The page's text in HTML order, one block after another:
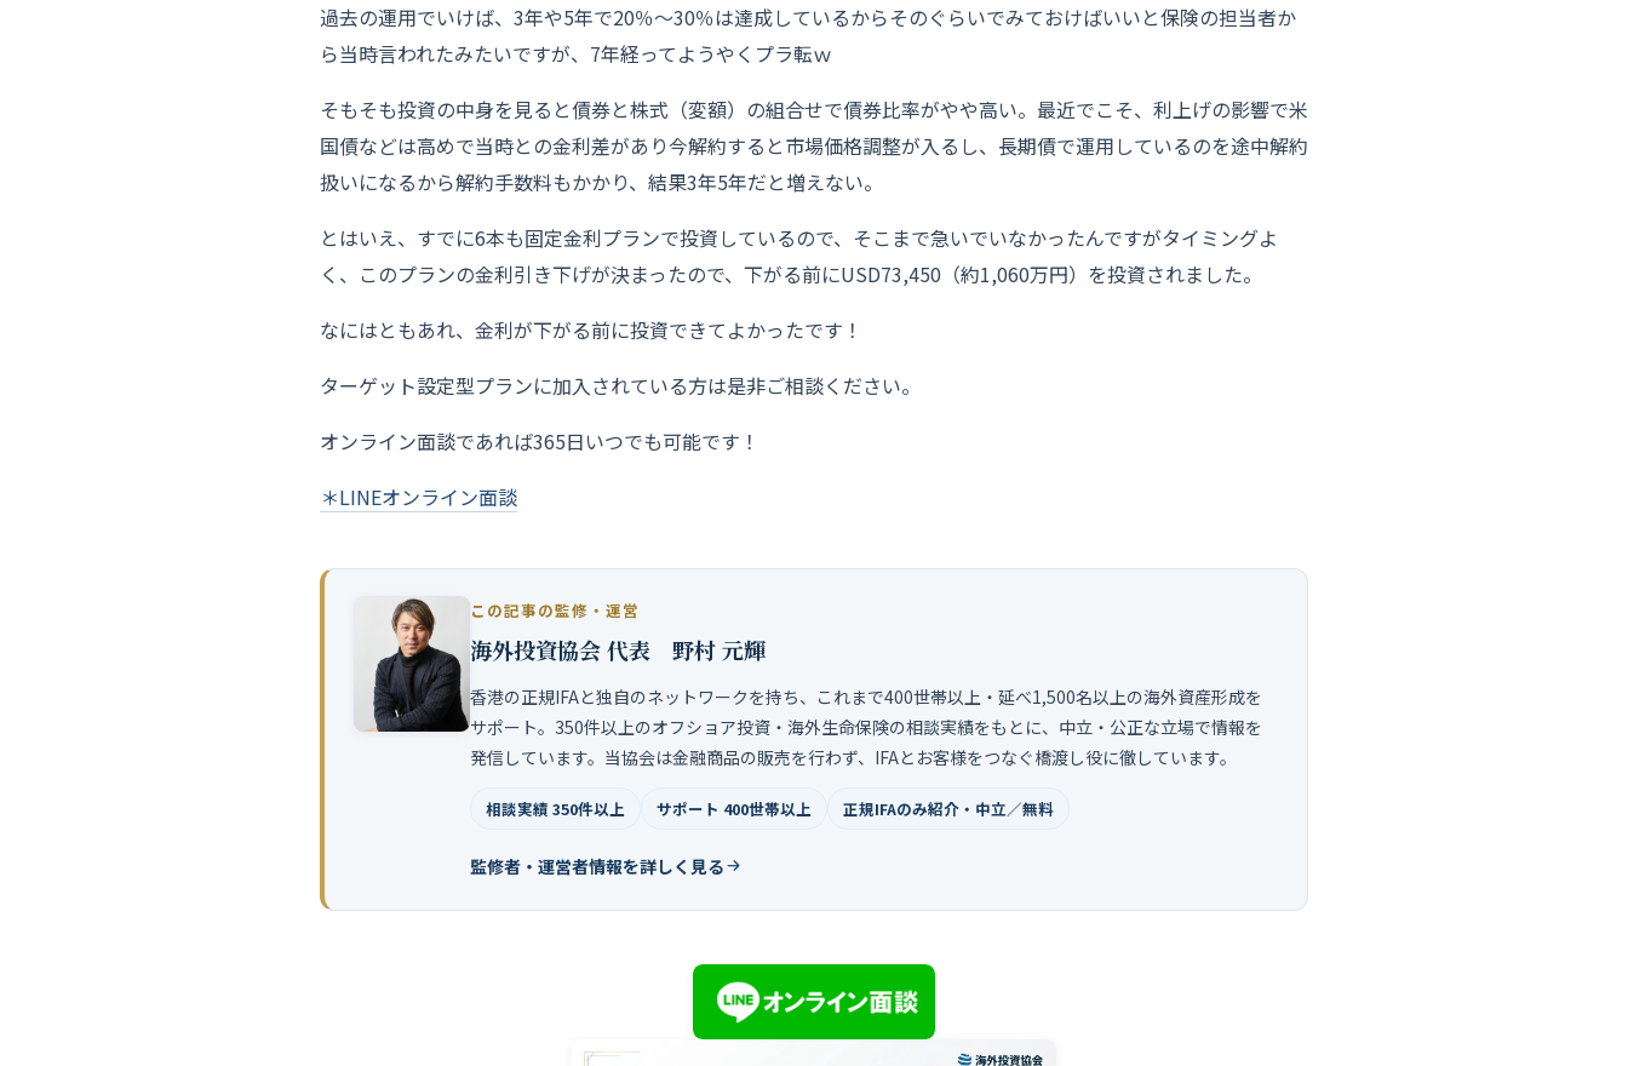
過去の運用でいけば、3年や5年で20％〜30％は達成しているからそのぐらいでみておけばいいと保険の担当者か
ら当時言われたみたいですが、7年経ってようやくプラ転ｗ
そもそも投資の中身を見ると債券と株式（変額）の組合せで債券比率がやや高い。最近でこそ、利上げの影響で米
国債などは高めで当時との金利差があり今解約すると市場価格調整が入るし、長期債で運用しているのを途中解約
扱いになるから解約手数料もかかり、結果3年5年だと増えない。
とはいえ、すでに6本も固定金利プランで投資しているので、そこまで急いでいなかったんですがタイミングよ
く、このプランの金利引き下げが決まったので、下がる前にUSD73,450（約1,060万円）を投資されました。
なにはともあれ、金利が下がる前に投資できてよかったです！
ターゲット設定型プランに加入されている方は是非ご相談ください。
オンライン面談であれば365日いつでも可能です！
＊LINEオンライン面談
この記事の監修・運営
海外投資協会 代表 野村 元輝
香港の正規IFAと独自のネットワークを持ち、これまで400世帯以上・延べ1,500名以上の海外資産形成を
サポート。350件以上のオフショア投資・海外生命保険の相談実績をもとに、中立・公正な立場で情報を
発信しています。当協会は金融商品の販売を行わず、IFAとお客様をつなぐ橋渡し役に徹しています。
相談実績 350件以上 サポート 400世帯以上 正規IFAのみ紹介・中立／無料
監修者・運営者情報を詳しく見る